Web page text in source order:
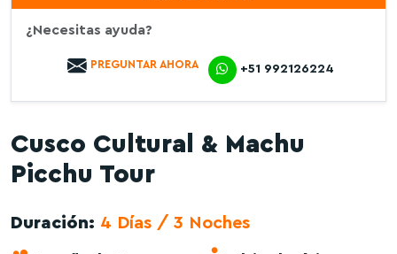
¿Necesitas ayuda?
PREGUNTAR AHORA +51 992126224
Cusco Cultural & Machu
Picchu Tour
Duración: 4 Días / 3 Noches